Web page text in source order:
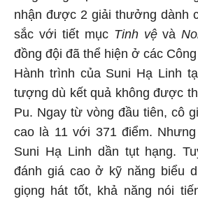
nhận được 2 giải thưởng dành
sắc với tiết mục Tinh vệvà
đồng đội đã thể hiện ở các
Hành trình của Suni Hạ Linh
tượng dù kết quả không được
Pu. Ngay từ vòng đầu tiên, cô
cao là 11 với 371 điểm.
Suni Hạ Linh dần tụt hạng.
đánh giá cao ở kỹ năng biểu
giọng hát tốt, khả năng nói